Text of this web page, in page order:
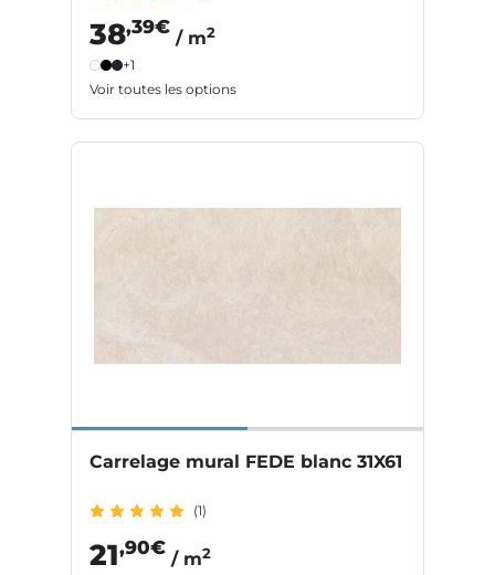
38,39€
/ m2
+1
Voir toutes les options
Carrelage mural FEDE blanc 31X61
(1)
21,90€
/ m2